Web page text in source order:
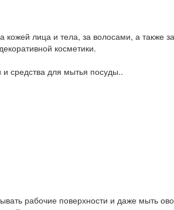
лица и тела, за волосами, а также
косметики.
средства для мытья посуды..
рабочие поверхности и даже мыть